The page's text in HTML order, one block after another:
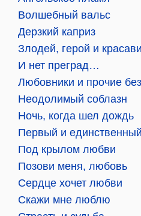
Волшебный вальс
Дерзкий каприз
Злодей, герой и
И нет преград…
Любовники и прочие
Неодолимый соблазн
Ночь, когда шел дождь
Первый и
Под крылом любви
Позови меня, любовь
Сердце хочет любви
Скажи мне люблю